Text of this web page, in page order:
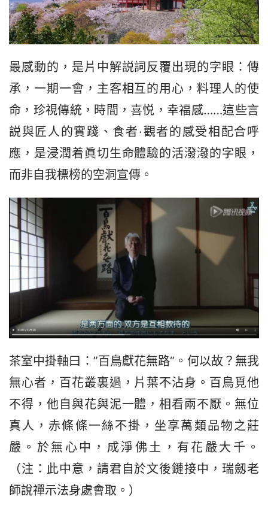
最感動的，是片中解説詞反覆出現的字眼：傳
承，一期一會，主客相互的用心，料理人的使
命，珍視傳統，時間，喜悦，幸福感……這些言
説與匠人的實踐、食者·觀者的感受相配合呼
應，是浸潤着眞切生命體驗的活潑潑的字眼，
而非自我標榜的空洞宣傳。
茶室中掛軸曰：”百鳥獻花無路“。何以故？無我
無心者，百花叢裏過，片葉不沾身。百鳥覓他
不得，他自與花與泥一體，相看兩不厭。無位
真人，赤條條一絲不掛，坐享萬類品物之莊
嚴。於無心中，成淨佛土，有花嚴大千。
（注：此中意，請君自於文後鏈接中，瑞劔老
師說禪示法身處會取。）